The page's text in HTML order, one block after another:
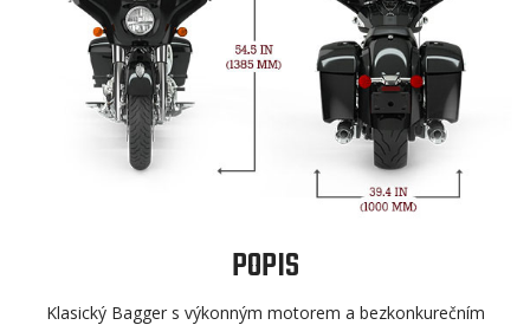
POPIS
Klasický Bagger s výkonným motorem a bezkonkurečním